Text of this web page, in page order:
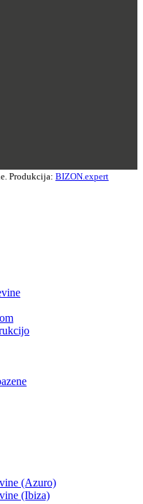
Produkcija: BIZON.expert
(Azuro)
(Ibiza)